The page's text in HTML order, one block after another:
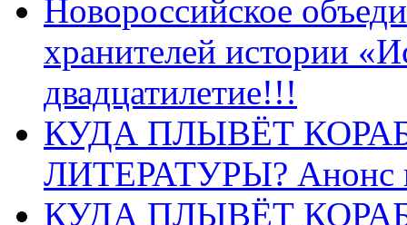
Новороссийское
хранителей истории
двадцатилетие!!!
КУДА ПЛЫВЁТ
ЛИТЕРАТУРЫ? Анонс
КУДА ПЛЫВЁТ